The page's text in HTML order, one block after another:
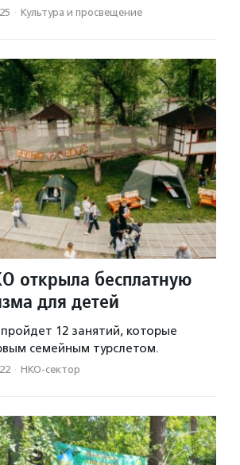
· Культура и просвещение
открыла бесплатную
для детей
12 занятий, которые
семейным турслетом.
· НКО-сектор